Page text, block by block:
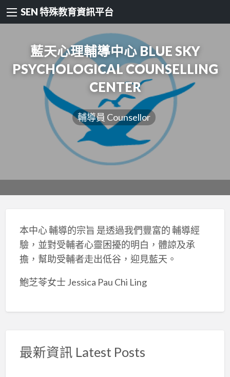
SEN 特殊教育資訊平台
藍天心理輔導中心 BLUE SKY
PSYCHOLOGICAL COUNSELLING
CENTER
輔導員 Counsellor
本中心 輔導的宗旨 是透過我們豐富的 輔導經
驗，並對受輔者心靈困擾的明白，體諒及承
擔，幫助受輔者走出低谷，迎見藍天。
鮑芝苓女士 Jessica Pau Chi Ling
最新資訊 Latest Posts